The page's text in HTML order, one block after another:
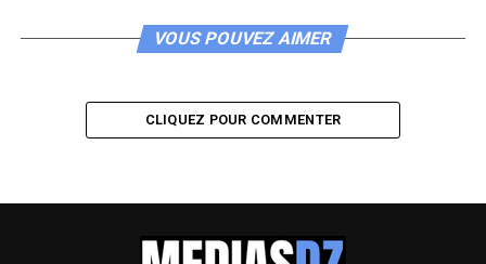
VOUS POUVEZ AIMER
CLIQUEZ POUR COMMENTER